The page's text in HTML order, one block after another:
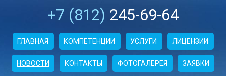
+7 (812) 245-69-64
ГЛАВНАЯ КОМПЕТЕНЦИИ УСЛУГИ ЛИЦЕНЗИИ
НОВОСТИ КОНТАКТЫ ФОТОГАЛЕРЕЯ ЗАЯВКИ